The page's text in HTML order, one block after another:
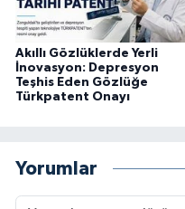
Akıllı Gözlüklerde Yerli
İnovasyon: Depresyon
Teşhis Eden Gözlüğe
Türkpatent Onayı
Yorumlar